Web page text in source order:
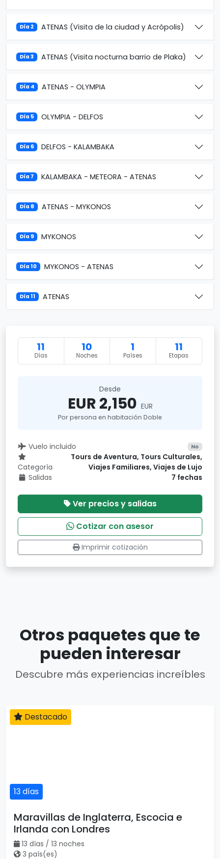
Día 2 ATENAS (Visita de la ciudad y Acrópolis)
Día 3 ATENAS (Visita nocturna barrio de Plaka)
Día 4 ATENAS - OLYMPIA
Día 5 OLYMPIA - DELFOS
Día 6 DELFOS - KALAMBAKA
Día 7 KALAMBAKA - METEORA - ATENAS
Día 8 ATENAS - MYKONOS
Día 9 MYKONOS
Día 10 MYKONOS - ATENAS
Día 11 ATENAS
11
Días
10
Noches
1
Países
11
Etapas
Desde
EUR 2,150 EUR
Por persona en habitación Doble
Vuelo incluido No
Categoría
Tours de Aventura, Tours Culturales,
Viajes Familiares, Viajes de Lujo
Salidas
7 fechas
Ver precios y salidas
Cotizar con asesor
Imprimir cotización
Otros paquetes que te
pueden interesar
Descubre más experiencias increíbles
13 días
Destacado
Maravillas de Inglaterra, Escocia e
Irlanda con Londres
13 días / 13 noches
3 país(es)